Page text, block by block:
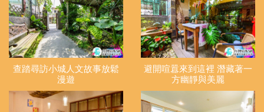
查踏尋訪小城人文故事放鬆
漫遊
避開喧囂來到這裡 潛藏著一
方幽靜與美麗